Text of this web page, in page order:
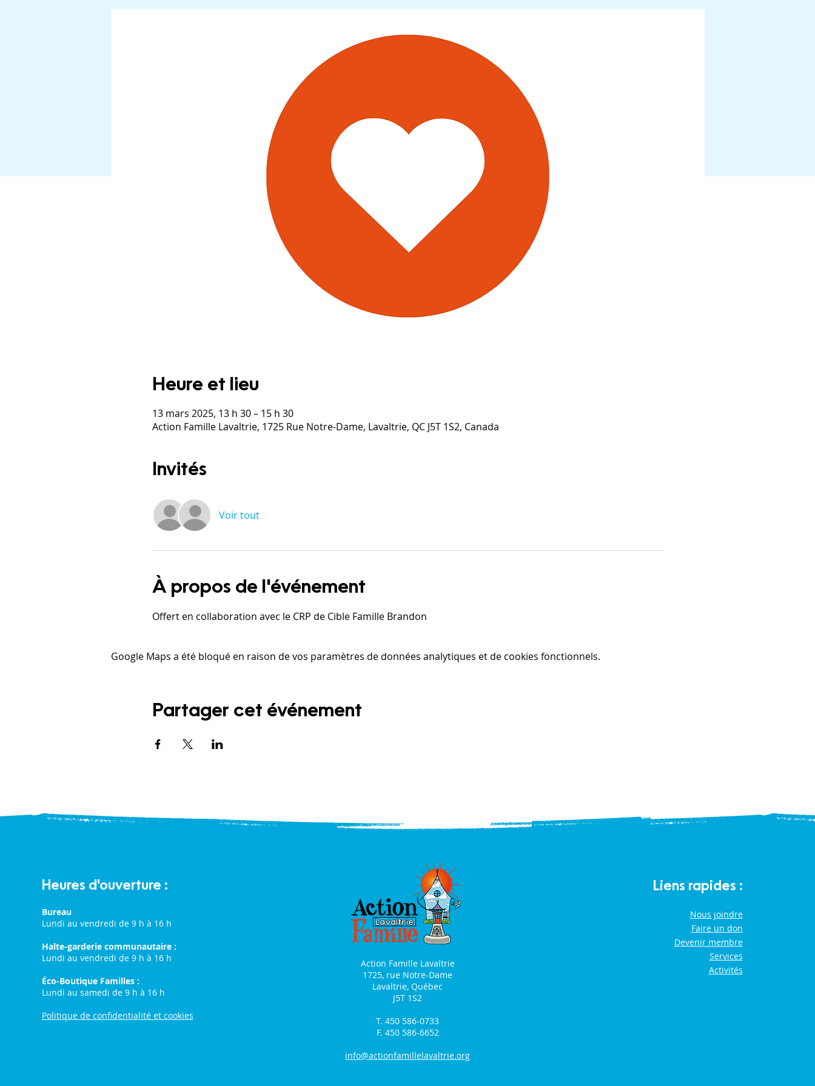
Heure et lieu
13 mars 2025, 13 h 30 – 15 h 30
Action Famille Lavaltrie, 1725 Rue Notre-Dame, Lavaltrie, QC J5T 1S2, Canada
Invités
Voir tout
À propos de l'événement
Offert en collaboration avec le CRP de Cible Famille Brandon
Google Maps a été bloqué en raison de vos paramètres de données analytiques et de cookies fonctionnels.
Partager cet événement
Heures d'ouverture :
Bureau
Lundi au vendredi de 9 h à 16 h
Halte-garderie communautaire :
Lundi au vendredi de 9 h à 16 h
Éco-Boutique Familles :
Lundi au samedi de 9 h à 16 h
Politique de confidentialité et cookies
Action Famille Lavaltrie
1725, rue Notre-Dame
Lavaltrie, Québec
J5T 1S2
T. 450 586-0733
F. 450 586-6652
info@actionfamillelavaltrie.org
Liens rapides :
Nous joindre
Faire un don
Devenir membre
Services
Activités